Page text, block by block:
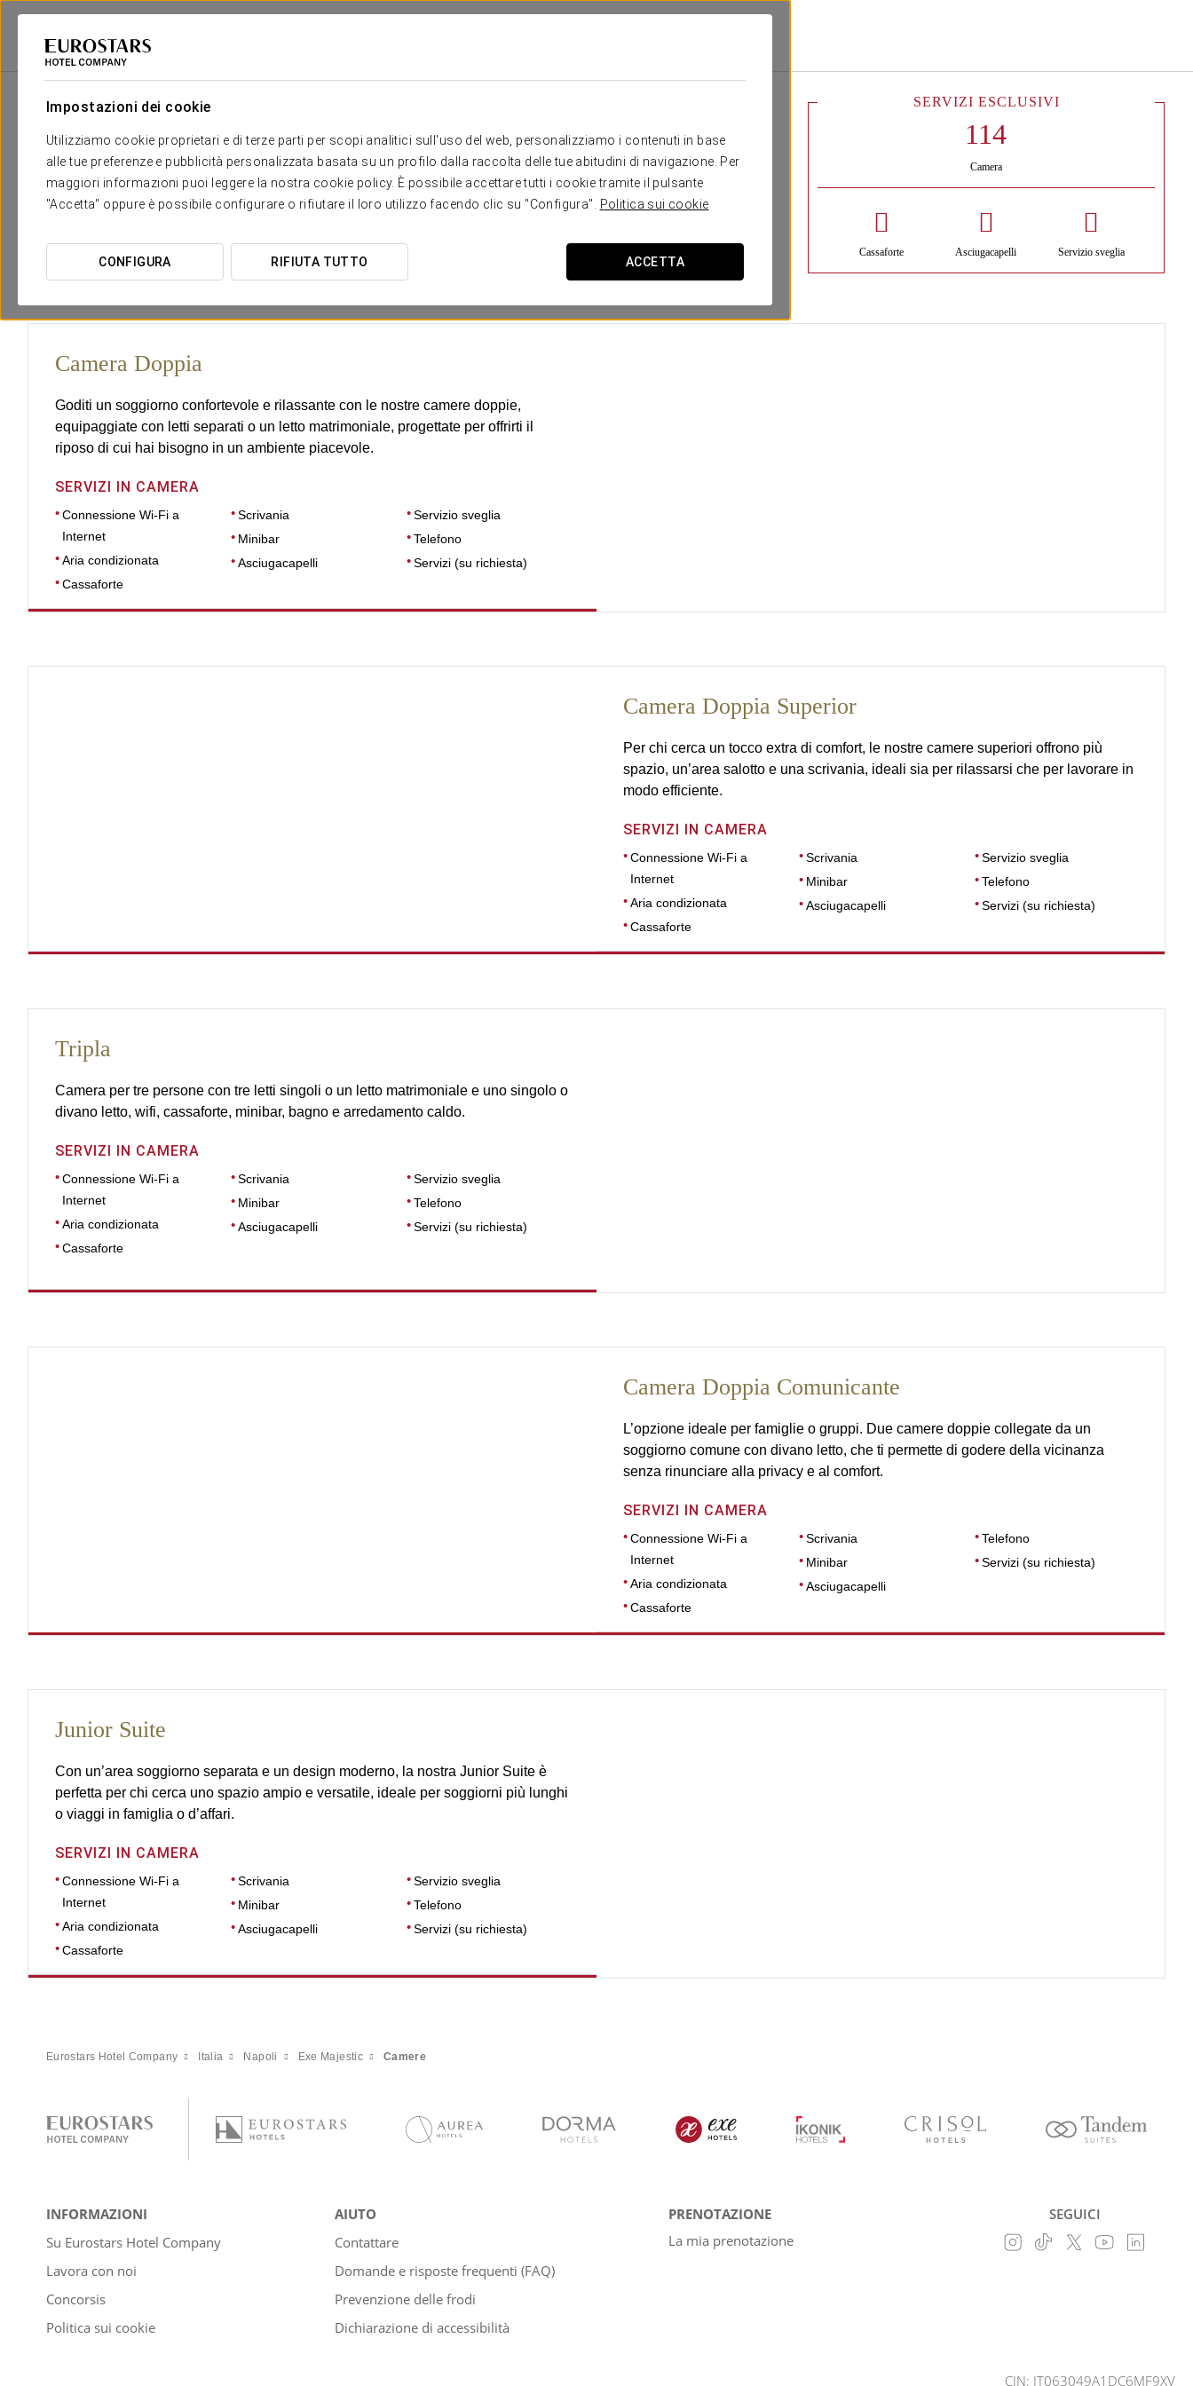
Impostazioni dei cookie
Utilizziamo cookie proprietari e di terze parti per scopi analitici sull'uso del web, personalizziamo i contenuti in base
alle tue preferenze e pubblicità personalizzata basata su un profilo dalla raccolta delle tue abitudini di navigazione. Per
maggiori informazioni puoi leggere la nostra cookie policy. È possibile accettare tutti i cookie tramite il pulsante
"Accetta" oppure è possibile configurare o rifiutare il loro utilizzo facendo clic su "Configura".
Politica sui cookie
CONFIGURA RIFIUTA TUTTO ACCETTA
Eurostars Hotel Company
Il comfort e il riposo di cui hai bisogno
Il Majestic dispone di 114 camere distribuite su dieci piani. Si tratta di camereampie, comode, luminosee con le
dotazioni proprie di un hotel da 4 stelle. Da alcune camere è possibile godersi un'eccellente vista panoramica di
Napoli, la sua baia e il Vesuvio.
L'hotel dispone anche di 6 junior suitecon spazi differenziati tra il soggiorno e la camera da letto, e alcune camere
adattate a persone con mobilità ridotta (PRM).
SERVIZI ESCLUSIVI
Camera
Cassaforte Asciugacapelli Servizio sveglia
Camera Doppia
Goditi un soggiorno confortevole e rilassante con le nostre camere doppie,
equipaggiate con letti separati o un letto matrimoniale, progettate per offrirti il
riposo di cui hai bisogno in un ambiente piacevole.
SERVIZI IN CAMERA
Connessione Wi-Fi a
Internet
Aria condizionata
Cassaforte
Scrivania
Minibar
Asciugacapelli
Servizio sveglia
Telefono
Servizi (su richiesta)
Camera Doppia Superior
Per chi cerca un tocco extra di comfort, le nostre camere superiori offrono più
spazio, un’area salotto e una scrivania, ideali sia per rilassarsi che per lavorare in
modo efficiente.
SERVIZI IN CAMERA
Connessione Wi-Fi a
Internet
Aria condizionata
Cassaforte
Scrivania
Minibar
Asciugacapelli
Servizio sveglia
Telefono
Servizi (su richiesta)
Tripla
Camera per tre persone con tre letti singoli o un letto matrimoniale e uno singolo o
divano letto, wifi, cassaforte, minibar, bagno e arredamento caldo.
SERVIZI IN CAMERA
Connessione Wi-Fi a
Internet
Aria condizionata
Cassaforte
Scrivania
Minibar
Asciugacapelli
Servizio sveglia
Telefono
Servizi (su richiesta)
Camera Doppia Comunicante
L’opzione ideale per famiglie o gruppi. Due camere doppie collegate da un
soggiorno comune con divano letto, che ti permette di godere della vicinanza
senza rinunciare alla privacy e al comfort.
SERVIZI IN CAMERA
Connessione Wi-Fi a
Internet
Aria condizionata
Cassaforte
Scrivania
Minibar
Asciugacapelli
Telefono
Servizi (su richiesta)
Junior Suite
Con un’area soggiorno separata e un design moderno, la nostra Junior Suite è
perfetta per chi cerca uno spazio ampio e versatile, ideale per soggiorni più lunghi
o viaggi in famiglia o d’affari.
SERVIZI IN CAMERA
Connessione Wi-Fi a
Internet
Aria condizionata
Cassaforte
Scrivania
Minibar
Asciugacapelli
Servizio sveglia
Telefono
Servizi (su richiesta)
Eurostars Hotel Company Italia Napoli Exe Majestic Camere
INFORMAZIONI
Su Eurostars Hotel Company
Lavora con noi
Concorsis
Politica sui cookie
AIUTO
Contattare
Domande e risposte frequenti (FAQ)
Prevenzione delle frodi
Dichiarazione di accessibilità
PRENOTAZIONE
La mia prenotazione
SEGUICI
CIN: IT063049A1DC6MF9XV